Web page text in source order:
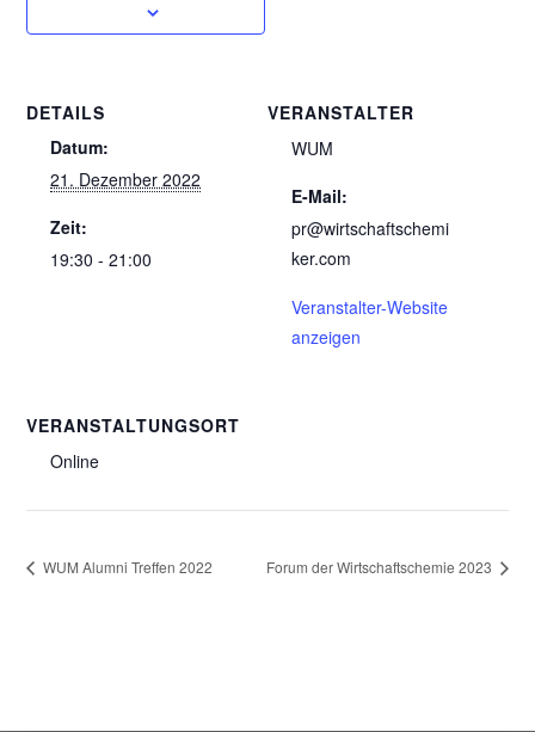
DETAILS
Datum:
21. Dezember 2022
Zeit:
19:30 - 21:00
VERANSTALTER
WUM
E-Mail:
pr@wirtschaftschemi
ker.com
Veranstalter-Website
anzeigen
VERANSTALTUNGSORT
Online
WUM Alumni Treffen 2022 Forum der Wirtschaftschemie 2023